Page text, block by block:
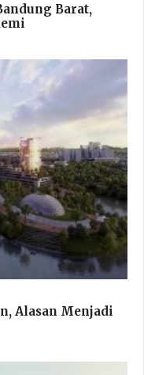
Barat,
Alasan Menjadi